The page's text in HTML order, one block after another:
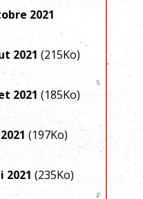
2021
2021 (215Ko)
2021(185Ko)
(197Ko)
2021(235Ko)